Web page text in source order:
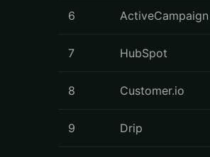
6 ActiveCampaign
7 HubSpot
8 Customer.io
9 Drip